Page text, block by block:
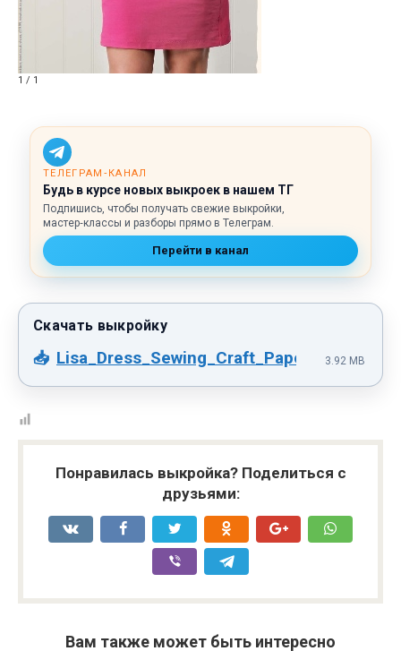
1 / 1
ТЕЛЕГРАМ‑КАНАЛ
Будь в курсе новых выкроек в нашем ТГ
Подпишись, чтобы получать свежие выкройки,
мастер‑классы и разборы прямо в Телеграм.
Перейти в канал
3.92 MB
Понравилась выкройка? Поделиться с
друзьями:
Вам также может быть интересно